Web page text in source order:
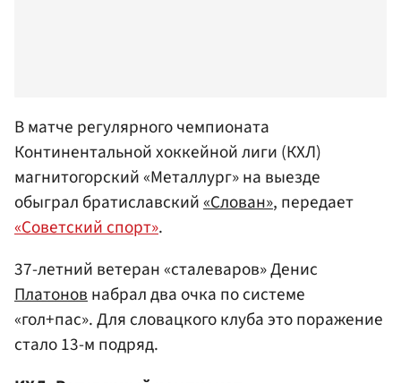
В матче регулярного чемпионата
Континентальной хоккейной лиги (КХЛ)
магнитогорский «Металлург» на выезде
обыграл братиславский«Слован», передает
«Советский спорт».
37-летний ветеран «сталеваров» Денис
Платоновнабрал два очка по системе
«гол+пас». Для словацкого клуба это поражение
стало 13-м подряд.